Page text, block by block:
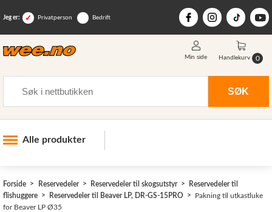
Jeg er: Privatperson Bedrift
SØK
Min side Handlekurv 0
Alle produkter
Skogsutstyr
Forside Reservedeler Reservedeler til skogsutstyr
Reservedeler til
flishuggere
Reservedeler til Beaver LP, DR-GS-15PRO
Pakning til utkastluke
for Beaver LP Ø35